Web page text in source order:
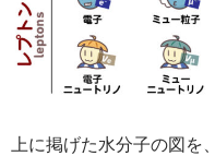
上に掲げた水分子の図